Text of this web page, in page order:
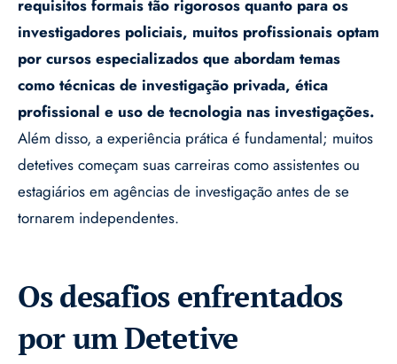
requisitos formais tão rigorosos quanto para os
investigadores policiais, muitos profissionais optam
por cursos especializados que abordam temas
como técnicas de investigação privada, ética
profissional e uso de tecnologia nas investigações.
Além disso, a experiência prática é fundamental; muitos
detetives começam suas carreiras como assistentes ou
estagiários em agências de investigação antes de se
tornarem independentes.
Os desafios enfrentados
por um Detetive